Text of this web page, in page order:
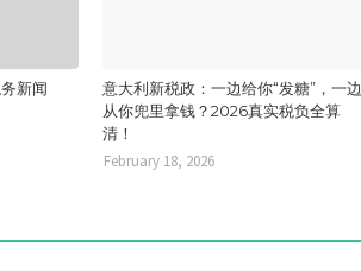
新闻
意大利新税政：一边给你“发糖”，一边
从你兜里拿钱？2026真实税负全算
清！
February 18, 2026